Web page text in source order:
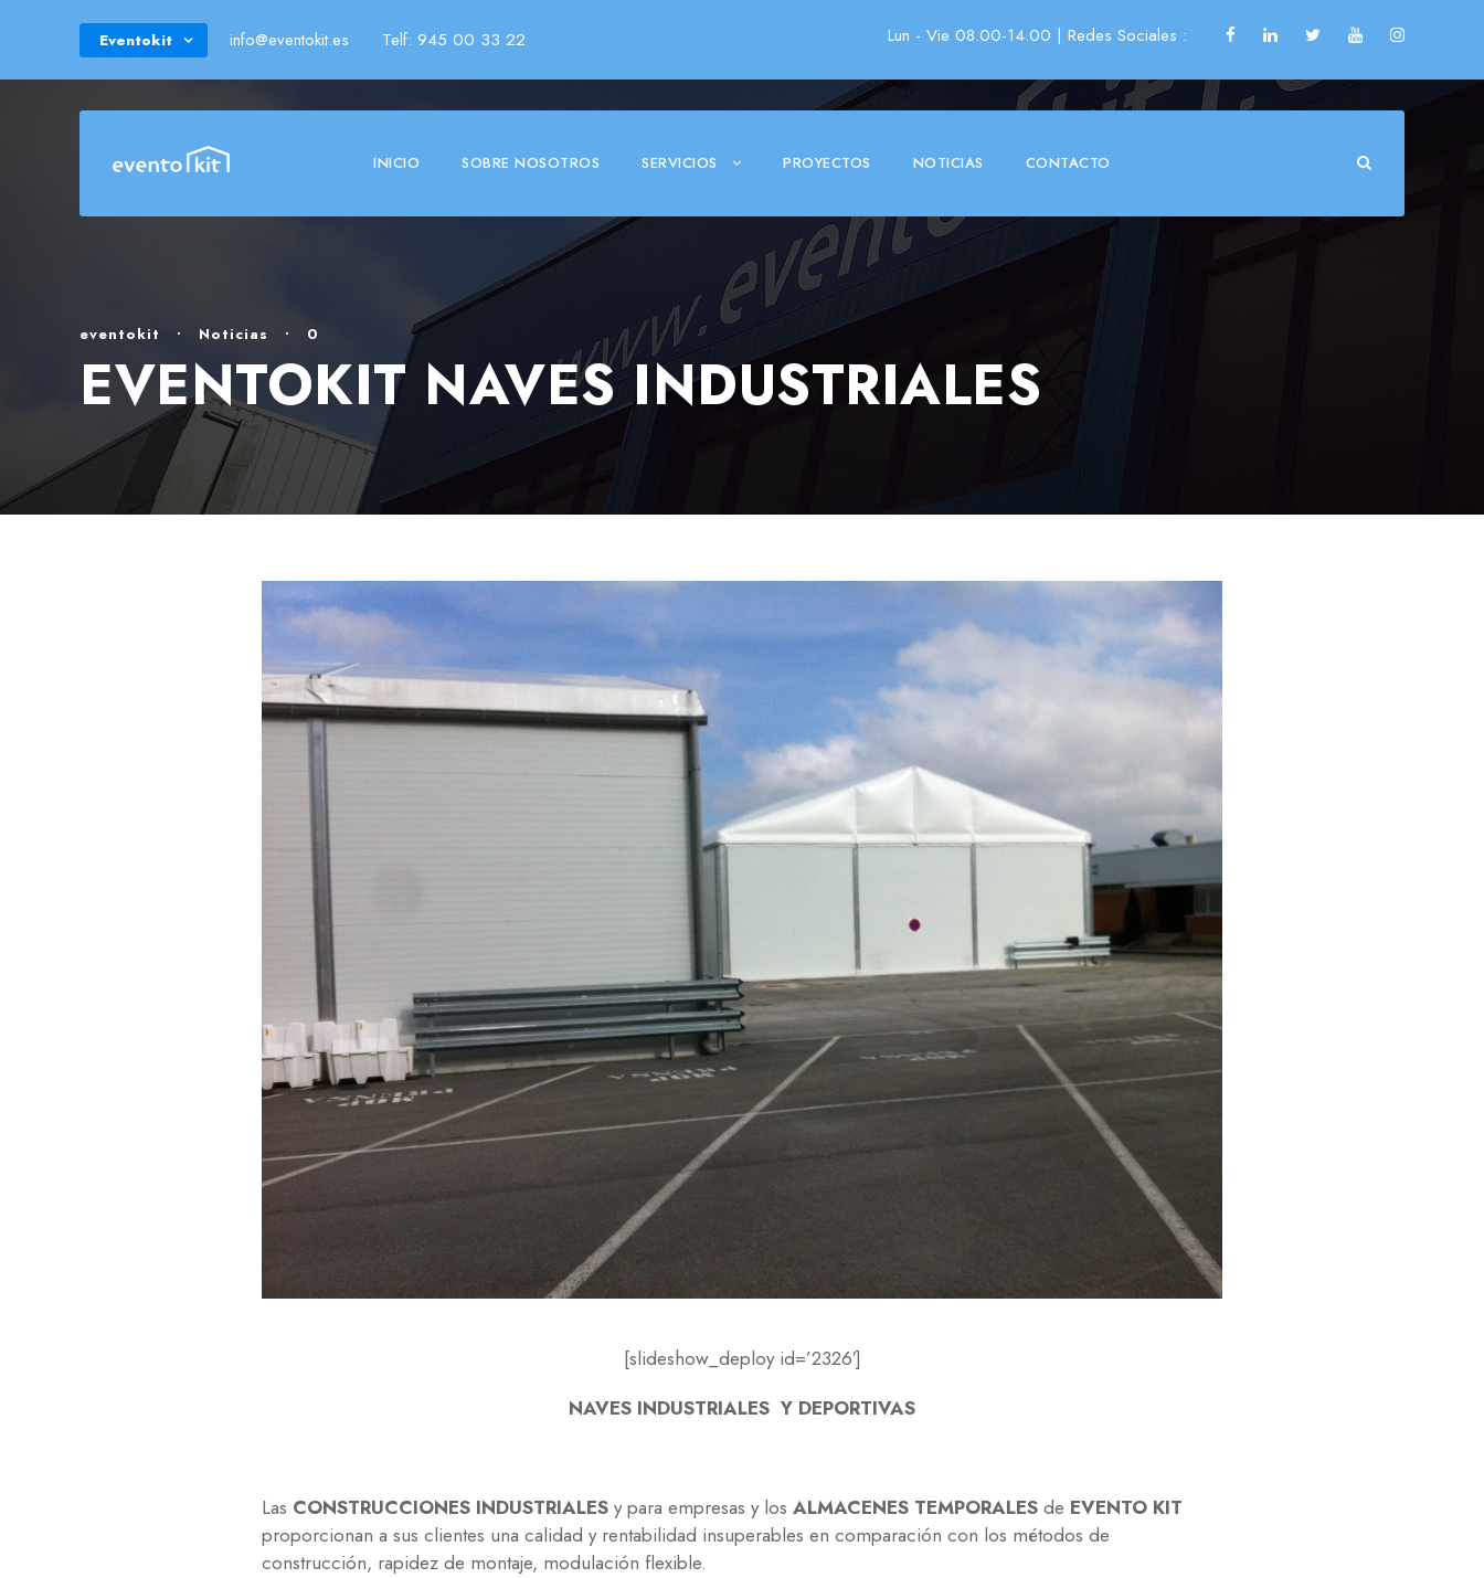
Eventokit info@eventokit.es Telf: 945 00 33 22 Lun - Vie 08.00-14.00 | Redes Sociales :
INICIO SOBRE NOSOTROS SERVICIOS PROYECTOS NOTICIAS CONTACTO
eventokit • Noticias • 0
EVENTOKIT NAVES INDUSTRIALES
[slideshow_deploy id=’2326′]
NAVES INDUSTRIALES Y DEPORTIVAS
Las CONSTRUCCIONES INDUSTRIALES y para empresas y los ALMACENES TEMPORALES de EVENTO KIT
proporcionan a sus clientes una calidad y rentabilidad insuperables en comparación con los métodos de
construcción, rapidez de montaje, modulación flexible.